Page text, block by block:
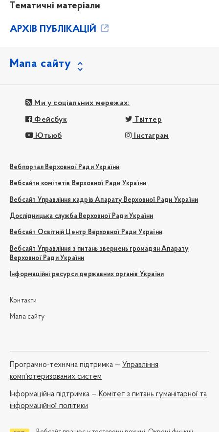
Тематичні матеріали
АРХІВ ПУБЛІКАЦІЙ
Мапа сайту
Ми у соціальних мережах:
Фейсбук Твіттер
Ютьюб Інстаграм
Вебпортал Верховної Ради України
Вебсайти комітетів Верховної Ради України
Вебсайт Управління кадрів Апарату Верховної Ради України
Дослідницька служба Верховної Ради України
Вебсайт Освітній Центр Верховної Ради України
Вебсайт Управління з питань звернень громадян Апарату
Верховної Ради України
Інформаційні ресурси державних органів України
Контакти
Мапа сайту
Програмно-технічна підтримка — Управління
комп'ютеризованих систем
Iнформаційна підтримка — Комітет з питань гуманітарної та
інформаційної політики